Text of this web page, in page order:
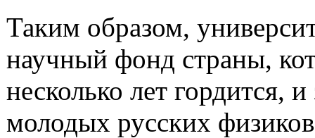
Таким образом,
научный фонд страны,
несколько лет гордится,
молодых русских